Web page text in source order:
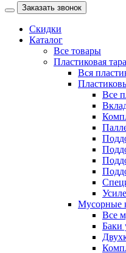
Заказать звонок
Скидки
Каталог
Все товары
Пластиковая тара
Вся
Все
Мусорные
Все
Баки